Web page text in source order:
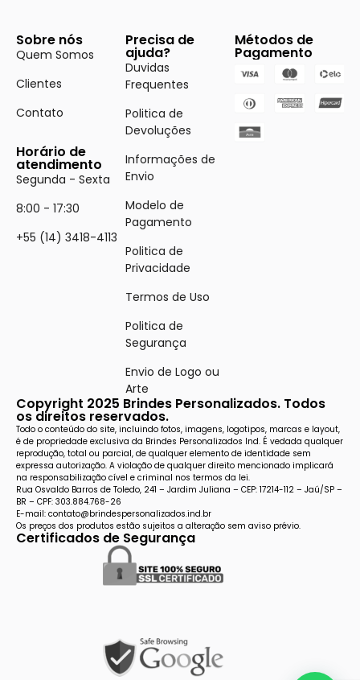
Sobre nós
Quem Somos
Clientes
Contato
Horário de
atendimento
Segunda - Sexta
8:00 - 17:30
+55 (14) 3418-4113
Precisa de
ajuda?
Duvidas
Frequentes
Politica de
Devoluções
Informações de
Envio
Modelo de
Pagamento
Politica de
Privacidade
Termos de Uso
Politica de
Segurança
Envio de Logo ou
Arte
Métodos de
Pagamento
Copyright 2025 Brindes Personalizados. Todos
os direitos reservados.
Todo o conteúdo do site, incluindo fotos, imagens, logotipos, marcas e layout,
é de propriedade exclusiva da Brindes Personalizados Ind. É vedada qualquer
reprodução, total ou parcial, de qualquer elemento de identidade sem
expressa autorização. A violação de qualquer direito mencionado implicará
na responsabilização cível e criminal nos termos da lei.
Rua Osvaldo Barros de Toledo, 241 – Jardim Juliana – CEP: 17214-112 – Jaú/SP –
BR – CPF: 303.884.768-26
E-mail: contato@brindespersonalizados.ind.br
Os preços dos produtos estão sujeitos a alteração sem aviso prévio.
Certificados de Segurança